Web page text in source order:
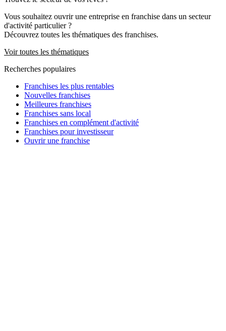
Vous souhaitez ouvrir une entreprise en franchise dans un secteur
d'activité particulier ?
Découvrez toutes les thématiques des franchises.
Voir toutes les thématiques
Recherches populaires
Franchises les plus rentables
Nouvelles franchises
Meilleures franchises
Franchises sans local
Franchises en complément d'activité
Franchises pour investisseur
Ouvrir une franchise